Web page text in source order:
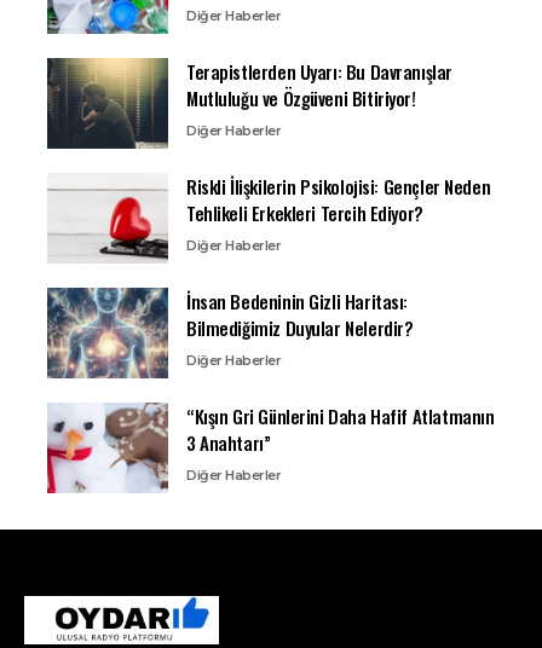
Diğer Haberler
Terapistlerden Uyarı: Bu Davranışlar
Mutluluğu ve Özgüveni Bitiriyor!
Diğer Haberler
Riskli İlişkilerin Psikolojisi: Gençler Neden
Tehlikeli Erkekleri Tercih Ediyor?
Diğer Haberler
İnsan Bedeninin Gizli Haritası:
Bilmediğimiz Duyular Nelerdir?
Diğer Haberler
“Kışın Gri Günlerini Daha Hafif Atlatmanın
3 Anahtarı”
Diğer Haberler